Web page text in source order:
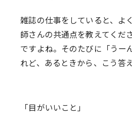
雑誌の仕事をしていると、よ
師さんの共通点を教えてくだ
ですよね。そのたびに「うー
れど、あるときから、こう答
「目がいいこと」